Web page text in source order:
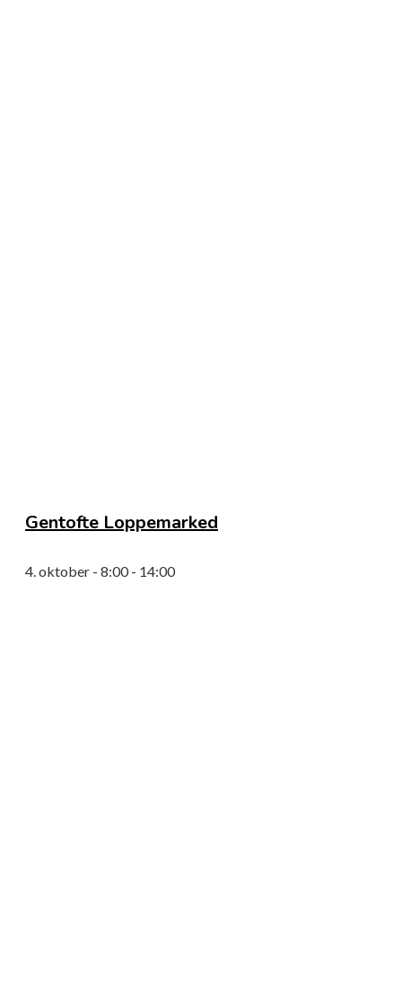
Gentofte Loppemarked
4. oktober - 8:00- 14:00